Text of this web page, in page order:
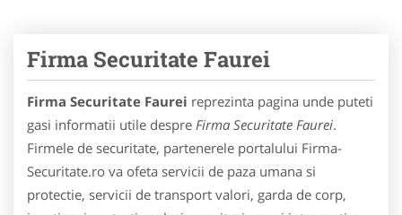
Firma Securitate Faurei
Firma Securitate Faurei reprezinta pagina unde puteti
gasi informatii utile despre Firma Securitate Faurei.
Firmele de securitate, partenerele portalului Firma-
Securitate.ro va ofeta servicii de paza umana si
protectie, servicii de transport valori, garda de corp,